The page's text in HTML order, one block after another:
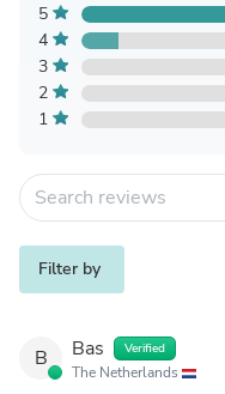
5
4
3
2
1
Filter by
B Bas Verified
The Netherlands